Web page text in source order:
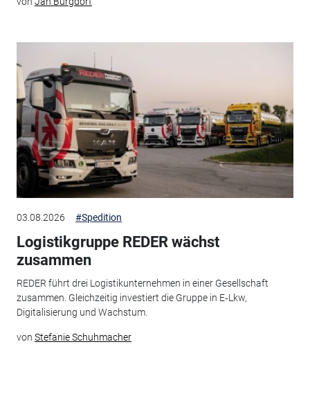
03.08.2026 #Spedition
Logistikgruppe REDER wächst
zusammen
REDER führt drei Logistikunternehmen in einer Gesellschaft
zusammen. Gleichzeitig investiert die Gruppe in E‑Lkw,
Digitalisierung und Wachstum.
von Stefanie Schuhmacher